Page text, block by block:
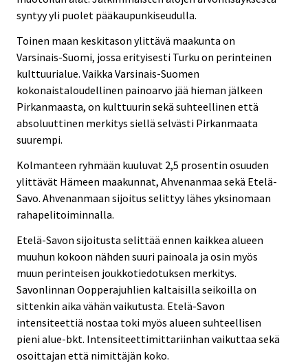
syntyy yli puolet pääkaupunkiseudulla.
Toinen maan keskitason ylittävä maakunta on
Varsinais-Suomi, jossa erityisesti Turku on perinteinen
kulttuurialue. Vaikka Varsinais-Suomen
kokonaistaloudellinen painoarvo jää hieman jälkeen
Pirkanmaasta, on kulttuurin sekä suhteellinen että
absoluuttinen merkitys siellä selvästi Pirkanmaata
suurempi.
Kolmanteen ryhmään kuuluvat 2,5 prosentin osuuden
ylittävät Hämeen maakunnat, Ahvenanmaa sekä Etelä-
Savo. Ahvenanmaan sijoitus selittyy lähes yksinomaan
rahapelitoiminnalla.
Etelä-Savon sijoitusta selittää ennen kaikkea alueen
muuhun kokoon nähden suuri painoala ja osin myös
muun perinteisen joukkotiedotuksen merkitys.
Savonlinnan Oopperajuhlien kaltaisilla seikoilla on
sittenkin aika vähän vaikutusta. Etelä-Savon
intensiteettiä nostaa toki myös alueen suhteellisen
pieni alue-bkt. Intensiteettimittariinhan vaikuttaa sekä
osoittajan että nimittäjän koko.